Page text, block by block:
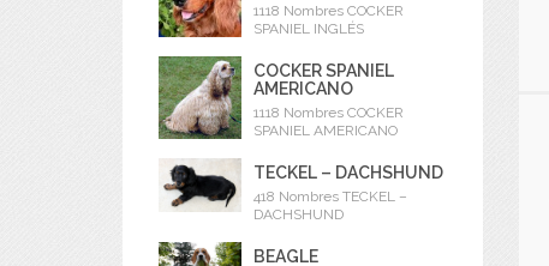
1118 Nombres COCKER
SPANIEL INGLÉS
COCKER SPANIEL
AMERICANO
1118 Nombres COCKER
SPANIEL AMERICANO
TECKEL – DACHSHUND
418 Nombres TECKEL –
DACHSHUND
BEAGLE